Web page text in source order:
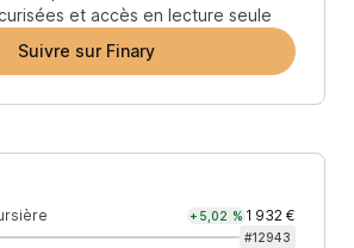
et accès en lecture seule
Suivre sur Finary
+5,02 % 1 932 €
#12943